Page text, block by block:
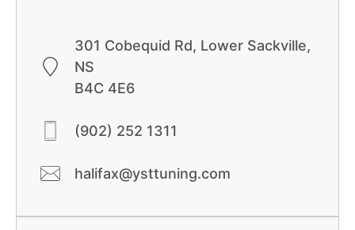
301 Cobequid Rd, Lower Sackville,
NS
B4C 4E6
(902) 252 1311
halifax@ysttuning.com